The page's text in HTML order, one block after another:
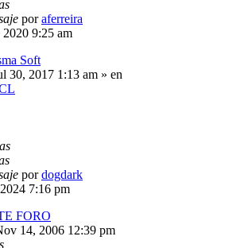
poraferreira
9:25 am
Soft
30, 2017 1:13 am » en
pordogdark
7:16 pm
FORO
14, 2006 12:39 pm